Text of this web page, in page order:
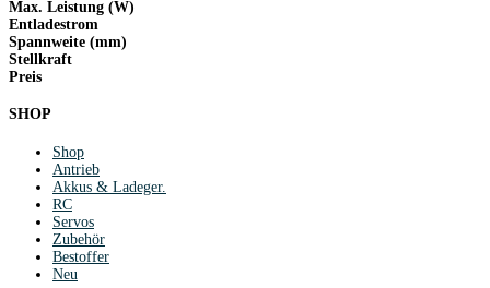
Max. Leistung (W)
Entladestrom
Spannweite (mm)
Stellkraft
Preis
SHOP
Shop
Antrieb
Akkus & Ladeger.
RC
Servos
Zubehör
Bestoffer
Neu